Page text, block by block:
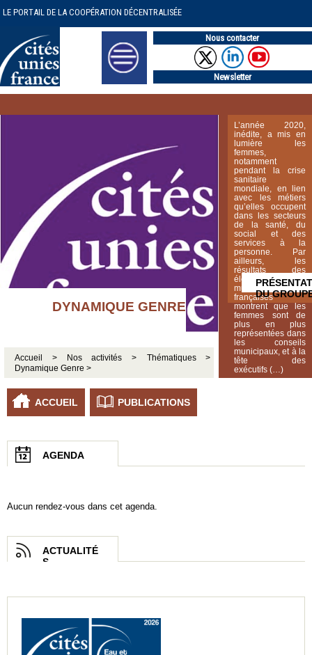
LE PORTAIL DE LA COOPÉRATION DÉCENTRALISÉE
Nous contacter
Newsletter
DYNAMIQUE GENRE
Accueil > Nos activités >
Thématiques >
Dynamique Genre >
L’année 2020,
inédite, a mis en
lumière les
femmes,
notamment
pendant la crise
sanitaire
mondiale, en lien
avec les métiers
qu’elles occupent
dans les secteurs
de la santé, du
social et des
services à la
personne. Par
ailleurs, les
résultats des
élections
municipales
françaises
montrent que les
femmes sont de
plus en plus
représentées dans
les conseils
municipaux, et à la
tête des
exécutifs (…)
DU
ACCUEIL PUBLICATIONS
AGENDA
Aucun rendez-vous dans cet agenda.
ACTUALITÉ
S